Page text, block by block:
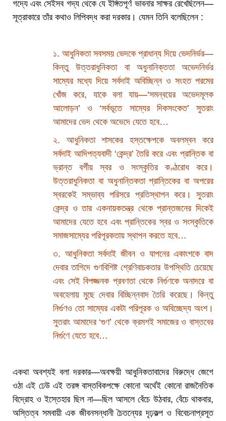
গদ্যে এবং সেইসব গদ্য থেকে যে ইঙ্গিতপূর্ণ ভাবনার সাক্ষর রেখেছিলেন—
সূত্রাকারে তাঁর কথাও লিপিবদ্ধ করা দরকার। যেমন তিনি বলেছিলেন :
১. আধুনিকতা সবসময় ভেদকে প্রাধান্য দিয়ে ভেদনির্ভর—
কিন্তু উত্তরাধুনিকতা বা অধুনানিক্ততা অভেদনির্ভর
সাম্যের মধ্যে দিয়ে সর্বদাই অবিচ্ছিন্ন ও সংহত পরমের
খোঁজ করে, যাকে বলা যায়—‘সমন্বয়ের অভেদমূলক
আলোড়ন’ ও ‘সর্বভূতে সাম্যের দিকসংকেত’ সুতরাং
আমাদের ভেদ থেকে অভেদে যেতে হবে…
২. আধুনিকতা শাসকের হস্তক্ষেপকে অবলম্বন করে
সর্বদাই আদিপত্যবাদী ‘কেন্দ্র’ তৈরি করে এবং প্রান্তিক বা
ভ্রান্ত বর্গীয় স্বর ও সংস্কৃতির কণ্ঠরোধ করে।
উত্তরাধুনিকতা বা অধুনান্তিকতা প্রান্তিকের বা অপরের
স্বরকেই সম্ভাব্য পরিসরে প্রতিস্থাপন করে। সুতরাং
কেন্দ্র ও তার একনায়কতন্ত্র থেকে প্রান্তজনের দিকেই
আমাদের যেতে হবে এবং প্রান্তিকের স্বর ও সংস্কৃতিকে
সমাজসাম্যের পরিপূরকতায় স্থাপন করতে হবে…
৩. আধুনিকতা সর্বদাই জীবন ও যাপনের একাংশকে বাদ
দেবার তাগিদে গুণবিশিষ্ট শ্রেণিবাচকতার উপস্থিতি চেয়েছে
এবং সেই বিপজ্জনক প্রবণতা থেকে নির্গুণকে অনাদরে বা
অবহেলায় মুছে দেবার বিচ্ছিন্নবাদ তৈরি করেছে। কিন্তু
নির্গুণও তো সাম্যের একটা পরিপূরক ও অবিচ্ছেদ্য অংশ।
সুতরাং আমাদের ‘গুণ’ থেকে ক্রমশই সমাজের ও বাস্তবের
নির্গুণে যেতে হবে…
একথা অবশ্যই বলা দরকার—অবক্ষয়ী আধুনিকতাবাদের বিরুদ্ধে জেগে
ওঠা এই ঢেউ এই তরঙ্গ বাস্তবিকপক্ষে কোনো অর্থেই কোনো রাজনৈতিক
বিদ্রোহ ও ইস্তেহার ছিল না—ছিল আসলে বেঁচে উঠবার, বেঁচে থাকবার,
অস্তিত্ব সমবায়ী এক জীবনসন্ধানী চৈতন্যের দৃঢ়কল্প ও বিবেচনাপ্রসূত